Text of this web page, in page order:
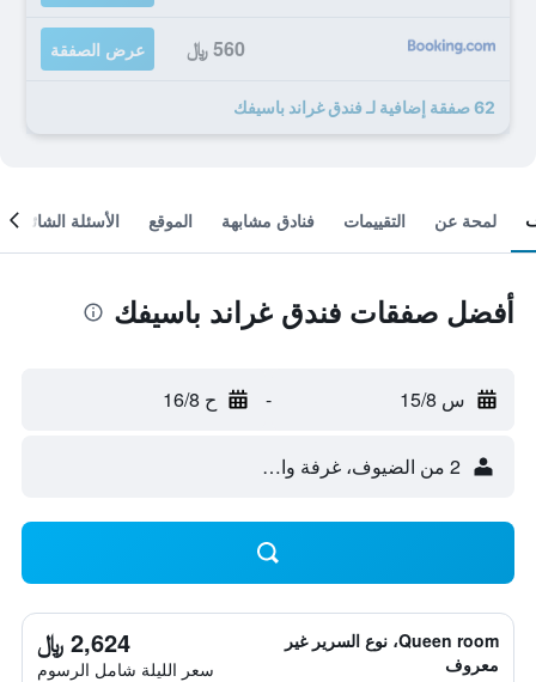
560 ﷼ عرض الصفقة
62 صفقة إضافية لـ فندق غراند باسيفك
لمحة عن التقييمات فنادق مشابهة الموقع الأسئلة الشائعة
أفضل صفقات فندق غراند باسيفك
س 15/8 - ح 16/8
2 من الضيوف، غرفة واحدة
Queen room، نوع السرير غير
معروف
2,624 ﷼
سعر الليلة شامل الرسوم